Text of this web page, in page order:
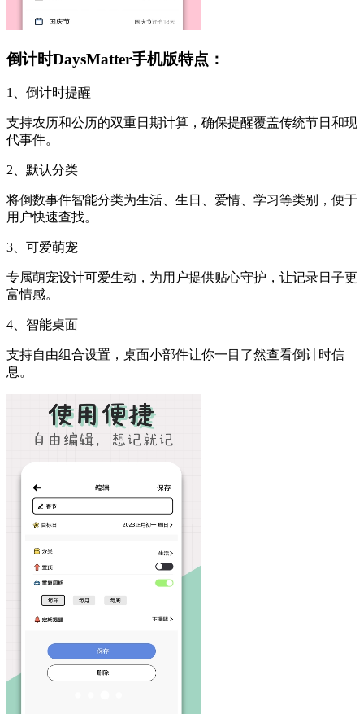
倒计时DaysMatter手机版特点：
1、倒计时提醒
支持农历和公历的双重日期计算，确保提醒覆盖传统节日和现
代事件。
2、默认分类
将倒数事件智能分类为生活、生日、爱情、学习等类别，便于
用户快速查找。
3、可爱萌宠
专属萌宠设计可爱生动，为用户提供贴心守护，让记录日子更
富情感。
4、智能桌面
支持自由组合设置，桌面小部件让你一目了然查看倒计时信
息。